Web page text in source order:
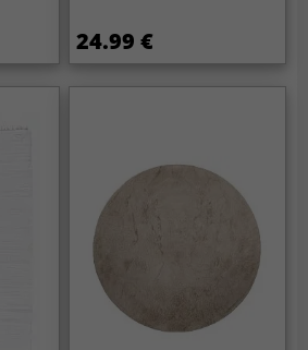
24.99 €